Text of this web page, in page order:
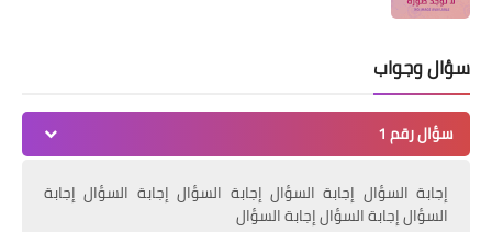
سؤال وجواب
سؤال رقم 1
إجابة السؤال إجابة السؤال إجابة السؤال إجابة السؤال إجابة
السؤال إجابة السؤال إجابة السؤال